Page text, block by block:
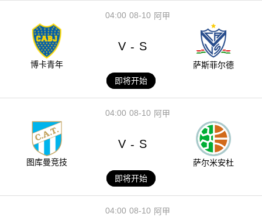
08-10
04:00 阿甲
博卡青年
V - S
萨斯菲尔德
即将开始
08-10
04:00 阿甲
图库曼竞技
V - S
萨尔米安杜
即将开始
08-10
04:00 阿甲